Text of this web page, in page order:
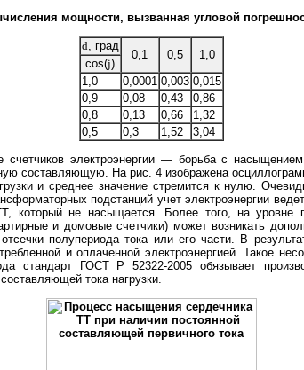
мощности, вызванная угловой
d , град
0,1 0,5 1,0
cos(j)
1,0
0,0001 0,003 0,015
0,9
0,08 0,43
0,86
0,8
0,13 0,66
1,32
0,5
0,3 1,52 3,04
счетчиков электроэнергии — борьба с
составляющую. На рис. 4 изображена
и среднее значение стремится к нулю.
подстанций учет электроэнергии
который не насыщается. Более того, на уровне
и домовые счетчики) может возникать
полупериода тока или его части. В
и оплаченной электроэнергией. Такое
ГОСТ Р 52322-2005 обязывает
тока нагрузки.